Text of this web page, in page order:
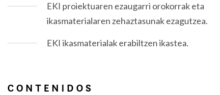
EKI proiektuaren ezaugarri orokorrak eta
ikasmaterialaren zehaztasunak ezagutzea.
EKI ikasmaterialak erabiltzen ikastea.
CONTENIDOS